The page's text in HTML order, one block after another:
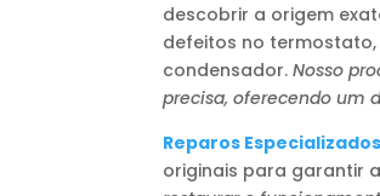
descobrir a origem
defeitos no
condensador.Nosso
precisa, oferecendo um
Reparos Especializados
originais para garantir